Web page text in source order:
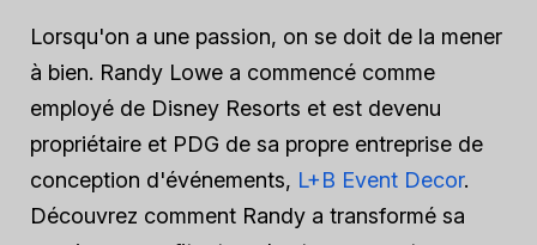
Lorsqu'on a une passion, on se doit de la mener
à bien. Randy Lowe a commencé comme
employé de Disney Resorts et est devenu
propriétaire et PDG de sa propre entreprise de
conception d'événements, L+B Event Decor.
Découvrez comment Randy a transformé sa